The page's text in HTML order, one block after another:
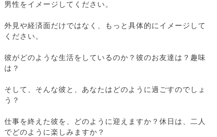
男性をイメージしてください。
外見や経済面だけではなく、もっと具体的にイメージして
ください。
彼がどのような生活をしているのか？彼のお友達は？趣味
は？
そして、そんな彼と、あなたはどのように過ごすのでしょ
う？
仕事を終えた彼を、どのように迎えますか？休日は、二人
でどのように楽しみますか？